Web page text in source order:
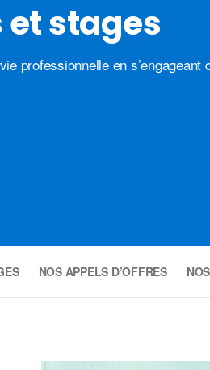
et stages
professionnelle en s’engageant
NOS APPELS D’OFFRES